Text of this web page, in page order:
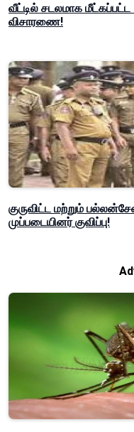
வீட்டில் சடலமாக
விசாரணை!
குருவிட்ட மற்றும்
முப்படையினர் குவிப்பு!